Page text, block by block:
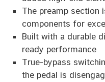
The preamp section
components for
Built with a durable
ready performance
True-bypass
the pedal is